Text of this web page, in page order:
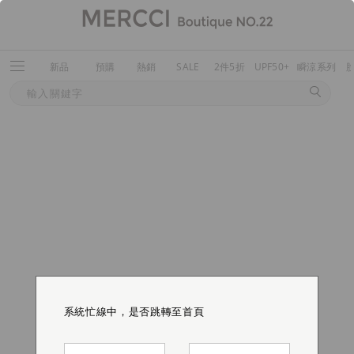
新品 預購 熱銷 SALE 2件5折 UPF50+ 瞬涼系列
系統忙線中，是否跳轉至首頁
系統忙線中，是否跳轉至首頁
系統忙線中，是否跳轉至首頁
系統忙線中，是否跳轉至首頁
系統忙線中，是否跳轉至首頁